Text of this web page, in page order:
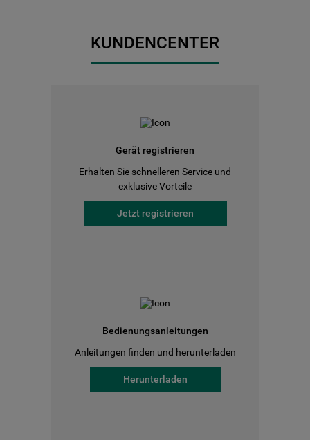
KUNDENCENTER
Gerät registrieren
Erhalten Sie schnelleren Service und
exklusive Vorteile
Jetzt registrieren
Bedienungsanleitungen
Anleitungen finden und herunterladen
Herunterladen